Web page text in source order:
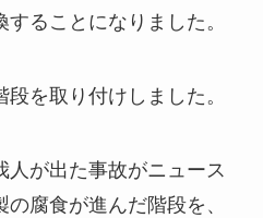
ることになりました。
を取り付けしました。
人が出た事故がニュース
腐食が進んだ階段を、